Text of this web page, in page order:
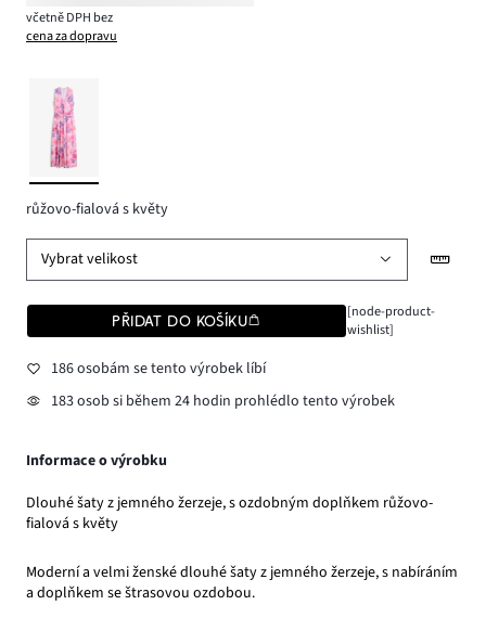
včetně DPH bez
cena za dopravu
růžovo-fialová s květy
Vybrat velikost
PŘIDAT DO KOŠÍKU
[node-product-
wishlist]
186 osobám se tento výrobek líbí
183 osob si během 24 hodin prohlédlo tento výrobek
Informace o výrobku
Dlouhé šaty z jemného žerzeje, s ozdobným doplňkem růžovo-
fialová s květy
Moderní a velmi ženské dlouhé šaty z jemného žerzeje, s nabíráním
a doplňkem se štrasovou ozdobou.